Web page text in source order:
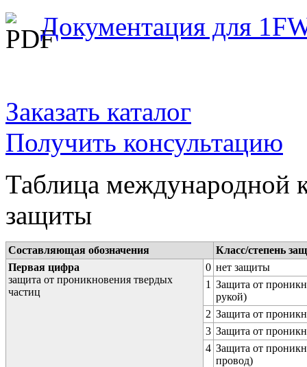
Документация для
Заказать каталог
Получить консультацию
Таблица международной
защиты
Составляющая обозначения
Класс/степень
Первая цифра
защита от проникновения твердых
частиц
0 нет защиты
1 Защита от
рукой)
2 Защита от
3 Защита от
4 Защита от
провод)